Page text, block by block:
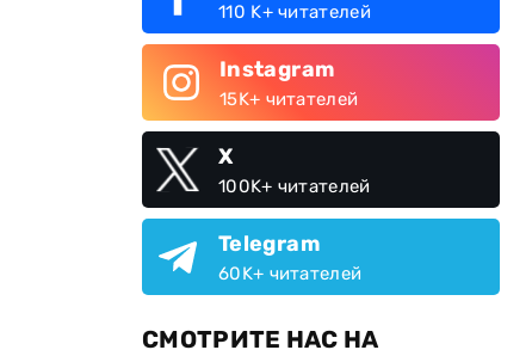
110 K+ читателей
Instagram
15K+ читателей
X
100K+ читателей
Telegram
60K+ читателей
СМОТРИТЕ НАС НА